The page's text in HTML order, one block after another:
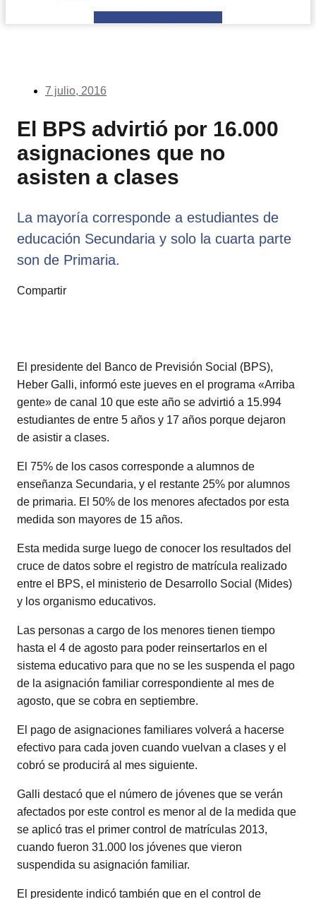
7 julio, 2016
El BPS advirtió por 16.000
asignaciones que no
asisten a clases
La mayoría corresponde a estudiantes de
educación Secundaria y solo la cuarta parte
son de Primaria.
Compartir
El presidente del Banco de Previsión Social (BPS),
Heber Galli, informó este jueves en el programa «Arriba
gente» de canal 10 que este año se advirtió a 15.994
estudiantes de entre 5 años y 17 años porque dejaron
de asistir a clases.
El 75% de los casos corresponde a alumnos de
enseñanza Secundaria, y el restante 25% por alumnos
de primaria. El 50% de los menores afectados por esta
medida son mayores de 15 años.
Esta medida surge luego de conocer los resultados del
cruce de datos sobre el registro de matrícula realizado
entre el BPS, el ministerio de Desarrollo Social (Mides)
y los organismo educativos.
Las personas a cargo de los menores tienen tiempo
hasta el 4 de agosto para poder reinsertarlos en el
sistema educativo para que no se les suspenda el pago
de la asignación familiar correspondiente al mes de
agosto, que se cobra en septiembre.
El pago de asignaciones familiares volverá a hacerse
efectivo para cada joven cuando vuelvan a clases y el
cobró se producirá al mes siguiente.
Galli destacó que el número de jóvenes que se verán
afectados por este control es menor al de la medida que
se aplicó tras el primer control de matrículas 2013,
cuando fueron 31.000 los jóvenes que vieron
suspendida su asignación familiar.
El presidente indicó también que en el control de